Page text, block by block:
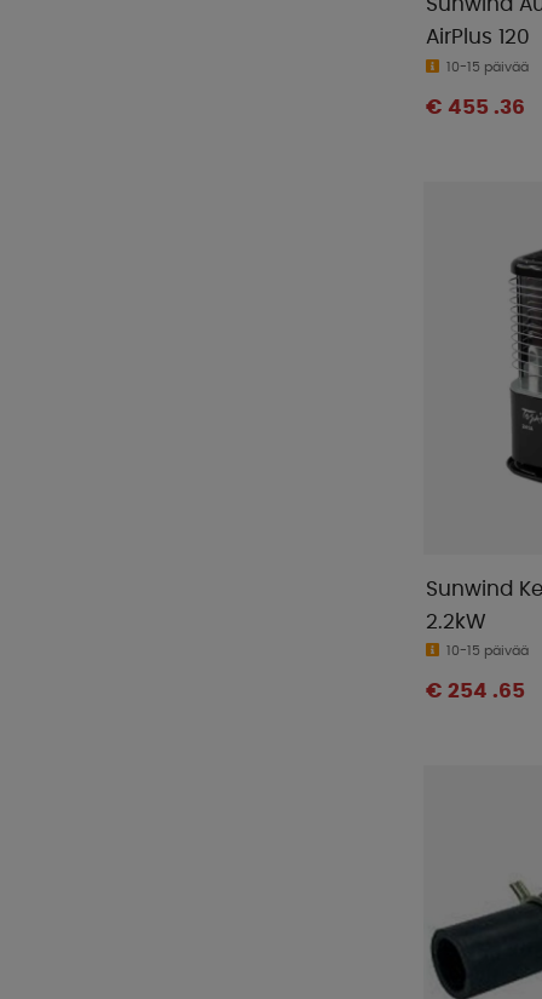
Sunwind
AirPlus 120
10-15 päivää
€ 455 .36
Sunwind
2.2kW
10-15 päivää
€ 254 .65